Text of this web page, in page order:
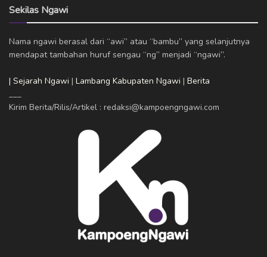
Sekilas Ngawi
Nama ngawi berasal dari “awi” atau “bambu” yang selanjutnya
mendapat tambahan huruf sengau “ng” menjadi “ngawi”.
| Sejarah Ngawi | Lambang Kabupaten Ngawi | Berita
___
Kirim Berita/Rilis/Artikel : redaksi@kampoengngawi.com